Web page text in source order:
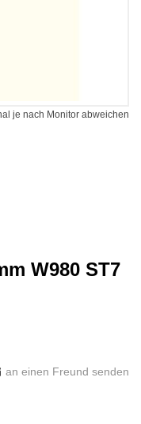
je nach Monitor abweichen
W980 ST7
an einen Freund senden